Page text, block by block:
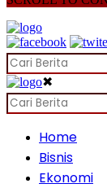
✖
Home
Bisnis
Ekonomi